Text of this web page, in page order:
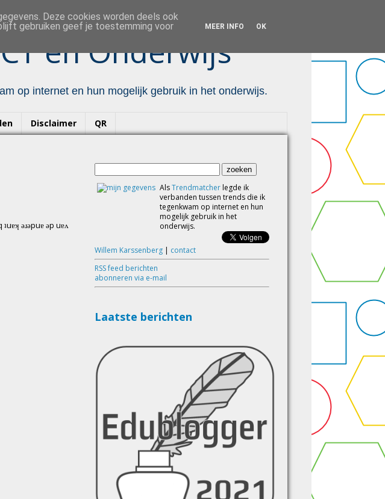
en Onderwijs ™
op internet en hun mogelijk gebruik in het onderwijs.
Disclaimer QR
ʇuɐʞ ǝɹǝpuɐ ǝp uɐʌ
AlsTrendmatcher legde ik
verbanden tussen trends die ik
tegenkwam op internet en hun
mogelijk gebruik in het
onderwijs.
Willem Karssenberg | contact
RSS feed berichten
abonneren via e-mail
Laatste berichten
Deze cookies worden deels ook
gebruiken geef je toestemming voor
MEER INFO OK